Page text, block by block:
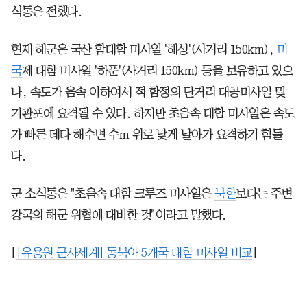
식통은 전했다.
현재 해군은 국산 함대함 미사일 '해성'(사거리 150km), 미
국제 대함 미사일 '하푼'(사거리 150km) 등을 보유하고 있으
나, 속도가 음속 이하여서 적 함정의 단거리 대공미사일 및
기관포에 요격될 수 있다. 하지만 초음속 대함 미사일은 속도
가 빠른 데다 해수면 수m 위로 낮게 날아가 요격하기 힘들
다.
군 소식통은 "초음속 대함 크루즈 미사일은 북한보다는 주변
강국의 해군 위협에 대비한 것"이라고 말했다.
[유용원 군사세계] 동북아 5개국 대함 미사일 비교